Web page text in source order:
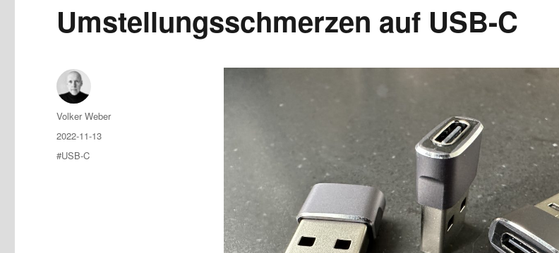
Umstellungsschmerzen auf USB-C
Author
Volker Weber
Posted
on
2022-11-13
Tags
#USB-C